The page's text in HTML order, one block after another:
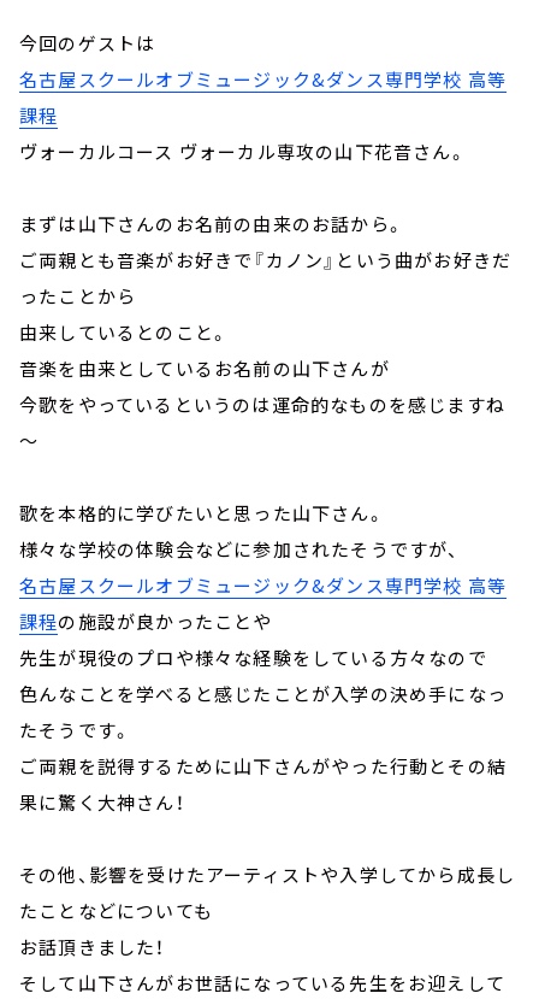
今回のゲストは
名古屋スクールオブミュージック&ダンス専門学校 高等
課程
ヴォーカルコース ヴォーカル専攻の山下花音さん。
まずは山下さんのお名前の由来のお話から。
ご両親とも音楽がお好きで『カノン』という曲がお好きだ
ったことから
由来しているとのこと。
音楽を由来としているお名前の山下さんが
今歌をやっているというのは運命的なものを感じますね
～
歌を本格的に学びたいと思った山下さん。
様々な学校の体験会などに参加されたそうですが、
名古屋スクールオブミュージック&ダンス専門学校 高等
課程の施設が良かったことや
先生が現役のプロや様々な経験をしている方々なので
色んなことを学べると感じたことが入学の決め手になっ
たそうです。
ご両親を説得するために山下さんがやった行動とその結
果に驚く大神さん！
その他、影響を受けたアーティストや入学してから成長し
たことなどについても
お話頂きました！
そして山下さんがお世話になっている先生をお迎えして